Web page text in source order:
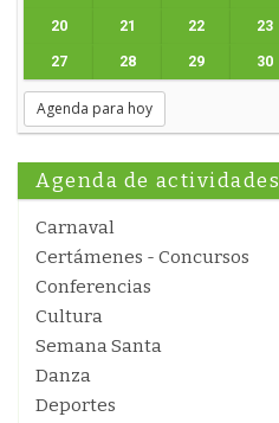
20 21 22 23
27 28 29 30
Agenda para hoy
Agenda de actividades
Carnaval
Certámenes - Concursos
Conferencias
Cultura
Semana Santa
Danza
Deportes